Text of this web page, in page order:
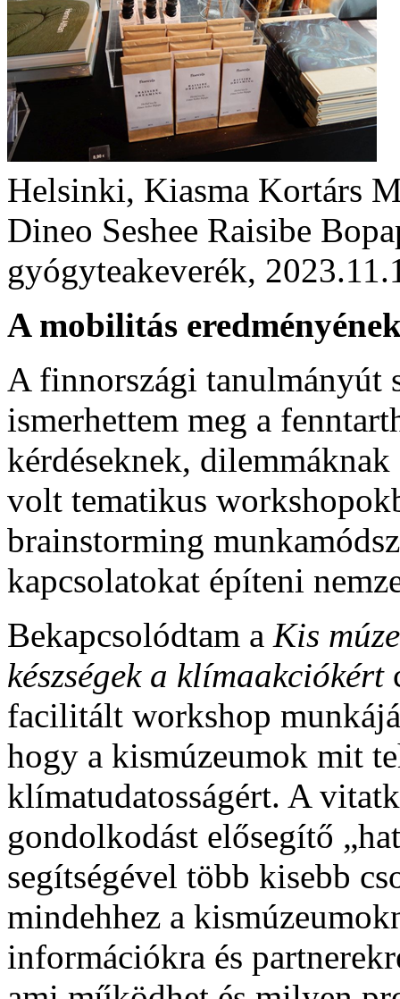
Helsinki, Kiasma Kortárs
Dineo Seshee Raisibe
gyógyteakeverék,
A mobilitás
A finnországi tanulmányút
ismerhettem meg a
kérdéseknek,
volt tematikus
brainstorming
kapcsolatokat építeni
Bekapcsolódtam a Kis
készségek a klímaakciókért
facilitált workshop
hogy a kismúzeumok mit
klímatudatosságért. A
gondolkodást elősegítő
segítségével több kisebb
mindehhez a
információkra és